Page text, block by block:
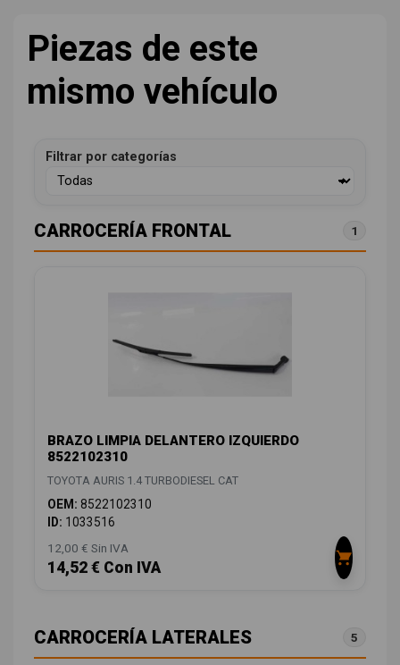
Piezas de este
mismo vehículo
Filtrar por categorías
CARROCERÍA FRONTAL 1
BRAZO LIMPIA DELANTERO IZQUIERDO
8522102310
TOYOTA AURIS 1.4 TURBODIESEL CAT
OEM: 8522102310
ID: 1033516
12,00 € Sin IVA
14,52 € Con IVA
CARROCERÍA LATERALES 5